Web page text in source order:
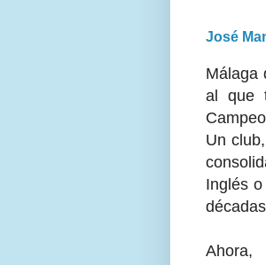
José
Málaga
al que
Un
Inglés